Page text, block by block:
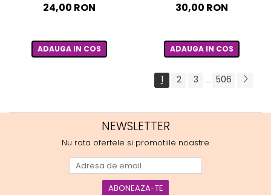
24,00 RON
ADAUGA IN COS
30,00 RON
ADAUGA IN COS
1 2 3 ... 506
NEWSLETTER
Nu rata ofertele si promotiile noastre